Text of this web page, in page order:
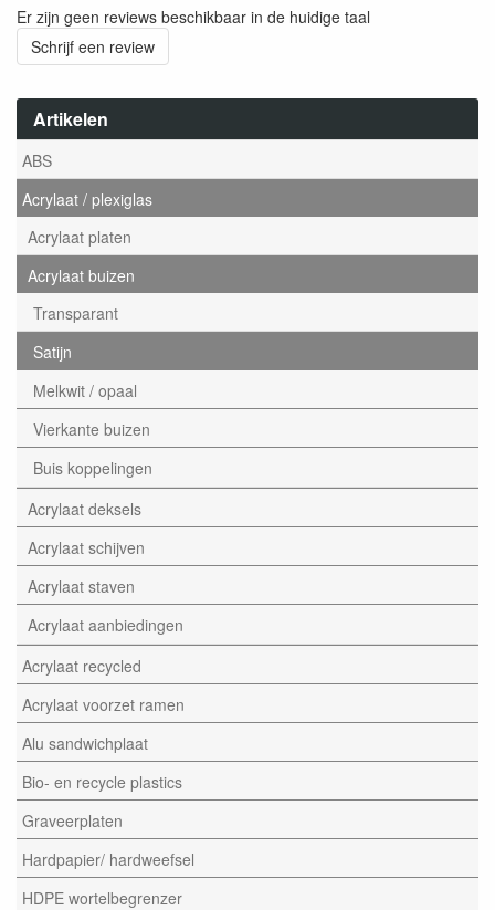
Artikelen
ABS
Acrylaat / plexiglas
Acrylaat platen
Acrylaat buizen
Transparant
Satijn
Melkwit / opaal
Vierkante buizen
Buis koppelingen
Acrylaat deksels
Acrylaat schijven
Acrylaat staven
Acrylaat aanbiedingen
Acrylaat recycled
Acrylaat voorzet ramen
Alu sandwichplaat
Bio- en recycle plastics
Graveerplaten
Hardpapier/ hardweefsel
HDPE wortelbegrenzer
Er zijn geen reviews beschikbaar in de huidige taal
Schrijf een review